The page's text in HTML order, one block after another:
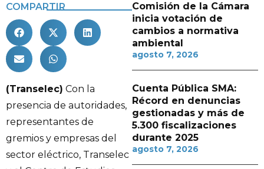
COMPARTIR
(Transelec) Con la
presencia de autoridades,
representantes de
gremios y empresas del
sector eléctrico, Transelec
Comisión de la Cámara
inicia votación de
cambios a normativa
ambiental
agosto 7, 2026
Cuenta Pública SMA:
Récord en denuncias
gestionadas y más de
5.300 fiscalizaciones
durante 2025
agosto 7, 2026